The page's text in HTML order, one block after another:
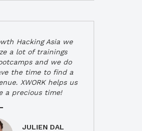
Hacking Asia we
a lot of trainings
and we do
the time to find a
XWORK helps us
a precious time!
JULIEN DAL